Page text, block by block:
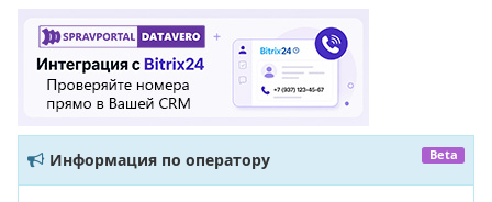
Информация по оператору Beta